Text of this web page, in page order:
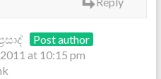
Post author
2011 at 10:15 pm